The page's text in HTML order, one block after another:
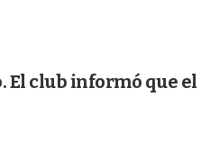
El club informó que el